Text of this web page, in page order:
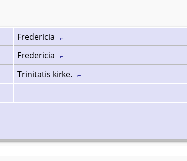
Fredericia
Fredericia
Trinitatis kirke.